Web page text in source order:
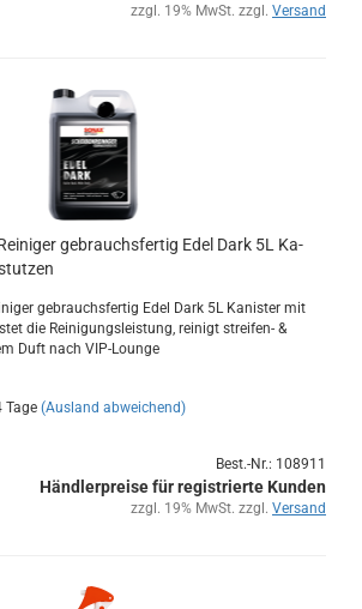
zzgl. 19% MwSt. zzgl. Versand
ge­brauchs­fer­tig Edel Dark 5L Ka­
ge­brauchs­fer­tig Edel Dark 5L Ka­nis­ter mit
die Rei­ni­gungs­leis­tung, rei­nigt streifen-​ &
Duft nach VIP-​Lounge
Tage (Ausland abweichend)
Best.-Nr.: 108911
Händlerpreise für registrierte Kunden
zzgl. 19% MwSt. zzgl. Versand